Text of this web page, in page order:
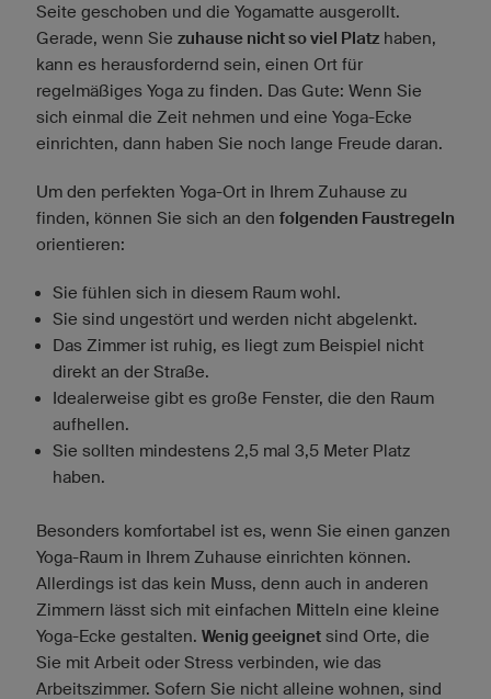
Seite geschoben und die Yogamatte ausgerollt.
Gerade, wenn Sie zuhause nicht so viel Platz haben,
kann es herausfordernd sein, einen Ort für
regelmäßiges Yoga zu finden. Das Gute: Wenn Sie
sich einmal die Zeit nehmen und eine Yoga-Ecke
einrichten, dann haben Sie noch lange Freude daran.
Um den perfekten Yoga-Ort in Ihrem Zuhause zu
finden, können Sie sich an den folgenden Faustregeln
orientieren:
Sie fühlen sich in diesem Raum wohl.
Sie sind ungestört und werden nicht abgelenkt.
Das Zimmer ist ruhig, es liegt zum Beispiel nicht
direkt an der Straße.
Idealerweise gibt es große Fenster, die den Raum
aufhellen.
Sie sollten mindestens 2,5 mal 3,5 Meter Platz
haben.
Besonders komfortabel ist es, wenn Sie einen ganzen
Yoga-Raum in Ihrem Zuhause einrichten können.
Allerdings ist das kein Muss, denn auch in anderen
Zimmern lässt sich mit einfachen Mitteln eine kleine
Yoga-Ecke gestalten. Wenig geeignet sind Orte, die
Sie mit Arbeit oder Stress verbinden, wie das
Arbeitszimmer. Sofern Sie nicht alleine wohnen, sind